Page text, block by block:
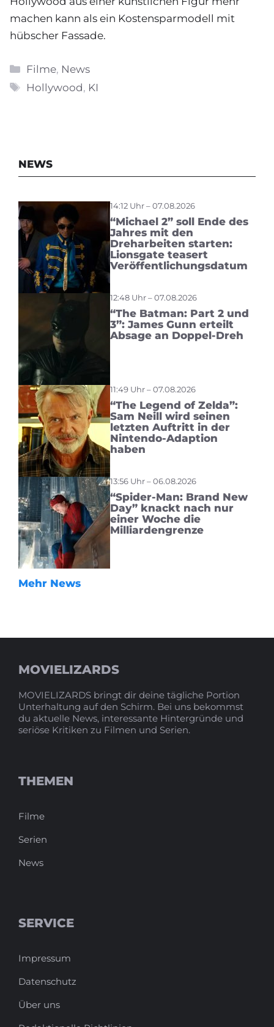
machen kann als ein Kostensparmodell mit
hübscher Fassade.
Kategorien
Filme, News
Schlagwörter
Hollywood, KI
NEWS
14:12 Uhr – 07.08.2026
“Michael 2” soll Ende des
Jahres mit den
Dreharbeiten starten:
Lionsgate teasert
Veröffentlichungsdatum
12:48 Uhr – 07.08.2026
“The Batman: Part 2 und
3”: James Gunn erteilt
Absage an Doppel-Dreh
11:49 Uhr – 07.08.2026
“The Legend of Zelda”:
Sam Neill wird seinen
letzten Auftritt in der
Nintendo-Adaption
haben
13:56 Uhr – 06.08.2026
“Spider-Man: Brand New
Day” knackt nach nur
einer Woche die
Milliardengrenze
Mehr News
MOVIELIZARDS
MOVIELIZARDS bringt dir deine tägliche Portion
Unterhaltung auf den Schirm. Bei uns bekommst
du aktuelle News, interessante Hintergründe und
seriöse Kritiken zu Filmen und Serien.
THEMEN
Filme
Serien
News
SERVICE
Impressum
Datenschutz
Über uns